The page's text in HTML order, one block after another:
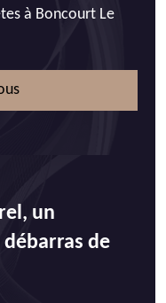
à Boncourt Le
un
de